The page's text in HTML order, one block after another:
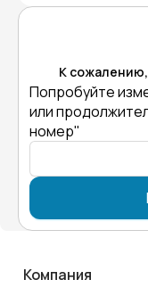
К
Попробуйте
или
номер"
Компания